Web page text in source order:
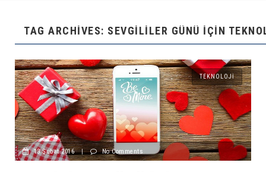
TAG ARCHIVES: SEVGILILER GÜNÜ IÇIN
TEKNOLOJI
13 Şubat 2016 | No Comments